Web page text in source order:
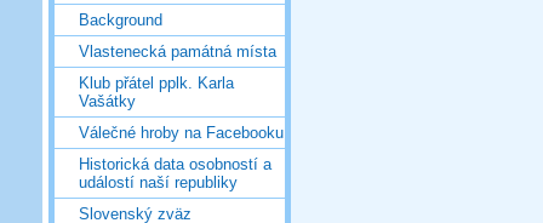
Background
Vlastenecká památná místa
Klub přátel pplk. Karla
Vašátky
Válečné hroby na Facebooku
Historická data osobností a
událostí naší republiky
Slovenský zväz